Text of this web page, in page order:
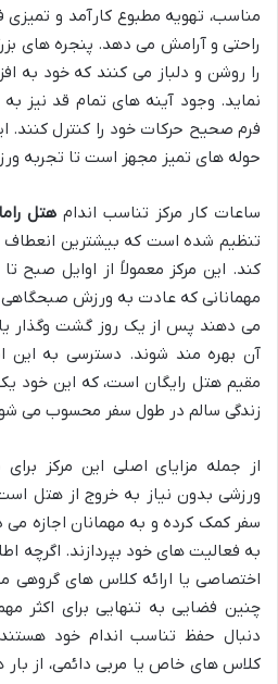
مناسب، تهویه مطبوع کارآمد و
راحتی و آرامش می دهد. پنجره های
را روشن و دلباز می کنند که خود به
نماید. وجود آینه های تمام قد نیز
فرم صحیح حرکات خود را کنترل کنند.
حوله های تمیز مجهز است تا تجربه
ساعات کار مرکز تناسب اندام هتل
تنظیم شده است که بیشترین انعطاف
کند. این مرکز معمولاً از اوایل صبح
مهمانانی که عادت به ورزش صبحگاهی
می دهند پس از یک روز گشت وگذار یا
آن بهره مند شوند. دسترسی به این
مقیم هتل رایگان است، که این خود
زندگی سالم در طول سفر محسوب می
از جمله مزایای اصلی این مرکز
ورزشی بدون نیاز به خروج از هتل
سفر کمک کرده و به مهمانان اجازه
به فعالیت های خود بپردازند. اگرچه
اختصاصی یا ارائه کلاس های
چنین فضایی به تنهایی برای اکثر
دنبال حفظ تناسب اندام خود
کلاس های خاص یا مربی دائمی، از